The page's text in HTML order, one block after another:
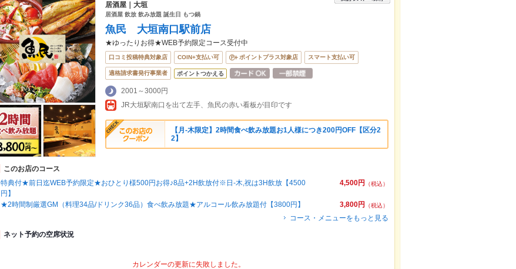
居酒屋｜大垣
居酒屋 飲放 飲み放題 誕生日 もつ鍋
魚民 大垣南口駅前店
★ゆったりお得★WEB予約限定コース受付中
口コミ投稿特典対象店 COIN+支払い可 ポイントプラス対象店 スマート支払い可
適格請求書発行事業者 ポイントつかえる
2001～3000円
JR大垣駅南口を出て左手、魚民の赤い看板が目印です
【月‐木限定】2時間食べ飲み放題お1人様につき200円OFF【区分2
2】
このお店のコース
4,500円
（税込）
特典付★前日迄WEB予約限定★おひとり様500円お得♪8品+2H飲放付※日-木,祝は3H飲放【4500
円】
3,800円
（税込）
★2時間制厳選GM（料理34品/ドリンク36品）食べ飲み放題★アルコール飲み放題付【3800円】
コース・メニューをもっと見る
ネット予約の空席状況
カレンダーの更新に失敗しました。